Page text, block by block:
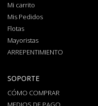
Mi carrito
Mis Pedidos
Flotas
Mayoristas
ARREPENTIMIENTO
SOPORTE
CÓMO COMPRAR